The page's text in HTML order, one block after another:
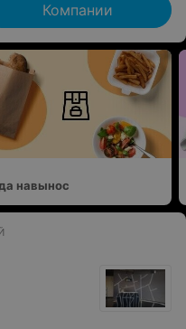
Компании
навынос